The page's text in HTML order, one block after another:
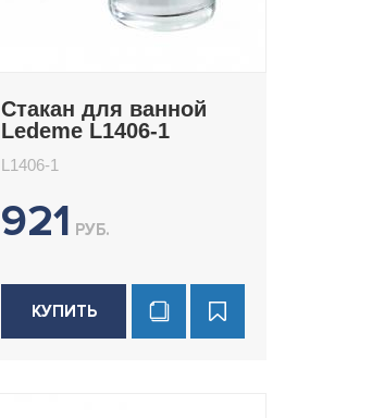
Стакан для ванной
Ledeme L1406-1
L1406-1
921 РУБ.
КУПИТЬ